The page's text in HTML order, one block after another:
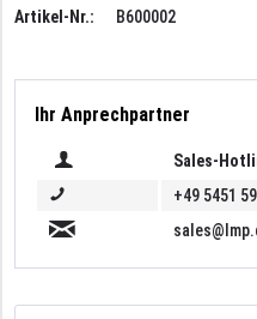
Artikel-Nr.: B600002
Ihr Anprechpartner
Sales-
+49 5451